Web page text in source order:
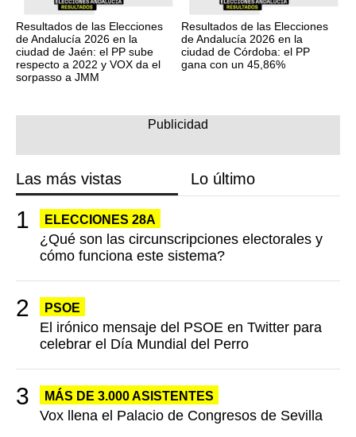
Resultados de las Elecciones
de Andalucía 2026 en la
ciudad de Jaén: el PP sube
respecto a 2022 y VOX da el
sorpasso a JMM
Resultados de las Elecciones
de Andalucía 2026 en la
ciudad de Córdoba: el PP
gana con un 45,86%
Las más vistas Lo último
ELECCIONES 28A
¿Qué son las circunscripciones electorales y
cómo funciona este sistema?
PSOE
El irónico mensaje del PSOE en Twitter para
celebrar el Día Mundial del Perro
MÁS DE 3.000 ASISTENTES
Vox llena el Palacio de Congresos de Sevilla